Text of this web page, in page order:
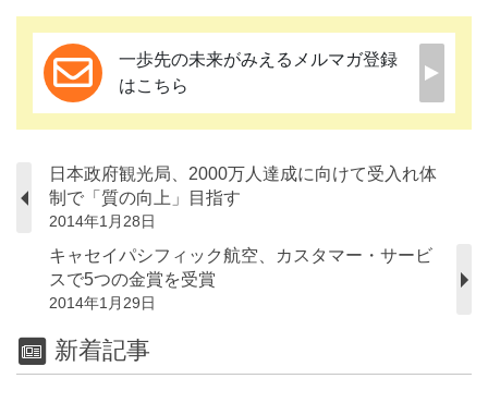
一歩先の未来がみえるメルマガ登録
はこちら
日本政府観光局、2000万人達成に向けて受入れ体
制で「質の向上」目指す
2014年1月28日
キャセイパシフィック航空、カスタマー・サービ
スで5つの金賞を受賞
2014年1月29日
新着記事